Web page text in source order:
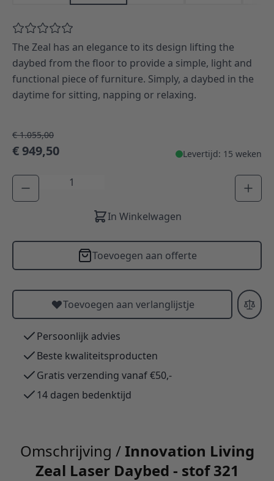
The Zeal has an elegance to its design lifting the
daybed from the floor to provide a simple, light and
functional piece of furniture. Simply, a daybed in the
daytime for sitting, napping or relaxing.
€ 1.055,00
€ 949,50 Levertijd: 15 weken
Aantal
In Winkelwagen
Toevoegen aan offerte
Toevoegen aan verlanglijstje
Persoonlijk advies
Beste kwaliteitsproducten
Gratis verzending vanaf €50,-
14 dagen bedenktijd
Omschrijving /Innovation Living
Zeal Laser Daybed - stof 321